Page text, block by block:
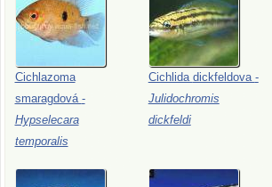
Cichlazoma
smaragdová -
Hypselecara
temporalis
Cichlida dickfeldova -
Julidochromis
dickfeldi